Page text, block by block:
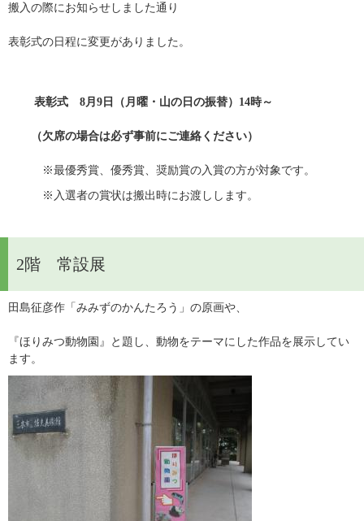
搬入の際にお知らせしました通り
表彰式の日程に変更がありました。
表彰式　8月9日（月曜・山の日の振替）14時～
（欠席の場合は必ず事前にご連絡ください）
※最優秀賞、優秀賞、奨励賞の入賞の方が対象です。
※入選者の賞状は搬出時にお渡しします。
2階 常設展
田島征彦作「みみずのかんたろう」の原画や、
『ほりみつ動物園』と題し、動物をテーマにした作品を展示してい
ます。